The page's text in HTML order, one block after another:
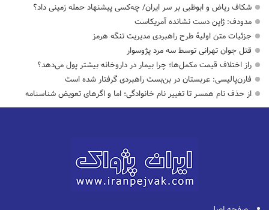
شکاف ریاض و ابوظبی بر سر ایران/ چه‌کسی پیشنهاد حمله زمینی داد؟
مدودف: ژاپن دست نشانده آمریکاست
جزئیات متن اولیۀ طرح راهبردی مدیریت تنگه هرمز
قتل جوان تهرانی توسط سه مرد پژوسوار
راز اختلاف قیمت مکمل‌ها؛ چرا بیمار در داروخانه بیشتر پول می‌دهد؟
فارن‌پالیسی: عربستان در بن‌بست راهبردی گرفتار شده است
از حذف نام همسر تا تغییر نام خانوادگی؛ اما و اگرهای تعویض شناسنامه